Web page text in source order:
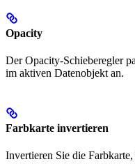
Opacity
Der Opacity-Schieberegler
im aktiven Datenobjekt an.
Farbkarte invertieren
Invertieren Sie die